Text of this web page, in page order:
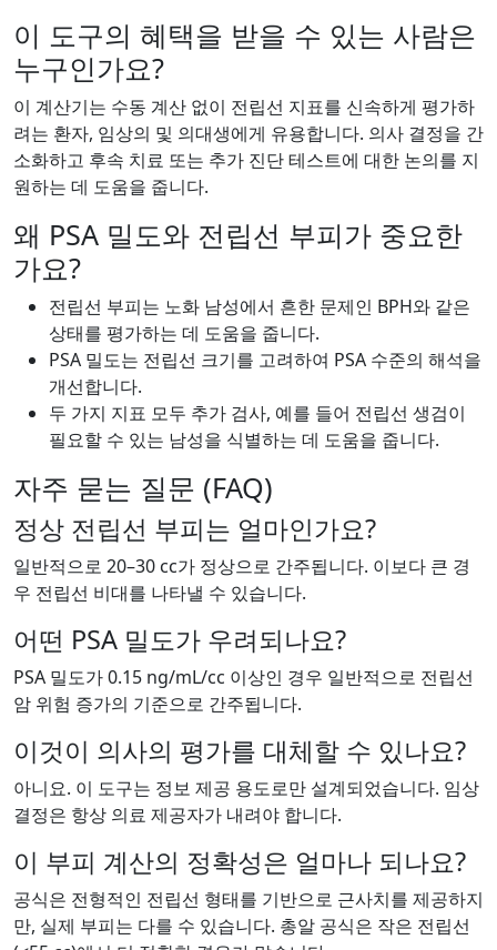
이 도구의 혜택을 받을 수 있는 사람은
누구인가요?
이 계산기는 수동 계산 없이 전립선 지표를 신속하게 평가하
려는 환자, 임상의 및 의대생에게 유용합니다. 의사 결정을 간
소화하고 후속 치료 또는 추가 진단 테스트에 대한 논의를 지
원하는 데 도움을 줍니다.
왜 PSA 밀도와 전립선 부피가 중요한
가요?
전립선 부피는 노화 남성에서 흔한 문제인 BPH와 같은
상태를 평가하는 데 도움을 줍니다.
PSA 밀도는 전립선 크기를 고려하여 PSA 수준의 해석을
개선합니다.
두 가지 지표 모두 추가 검사, 예를 들어 전립선 생검이
필요할 수 있는 남성을 식별하는 데 도움을 줍니다.
자주 묻는 질문 (FAQ)
정상 전립선 부피는 얼마인가요?
일반적으로 20–30 cc가 정상으로 간주됩니다. 이보다 큰 경
우 전립선 비대를 나타낼 수 있습니다.
어떤 PSA 밀도가 우려되나요?
PSA 밀도가 0.15 ng/mL/cc 이상인 경우 일반적으로 전립선
암 위험 증가의 기준으로 간주됩니다.
이것이 의사의 평가를 대체할 수 있나요?
아니요. 이 도구는 정보 제공 용도로만 설계되었습니다. 임상
결정은 항상 의료 제공자가 내려야 합니다.
이 부피 계산의 정확성은 얼마나 되나요?
공식은 전형적인 전립선 형태를 기반으로 근사치를 제공하지
만, 실제 부피는 다를 수 있습니다. 총알 공식은 작은 전립선